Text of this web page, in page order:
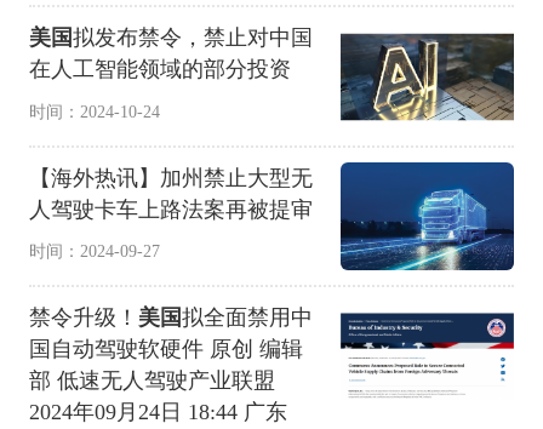
美国拟发布禁令，禁止对中国
在人工智能领域的部分投资
时间：2024-10-24
【海外热讯】加州禁止大型无
人驾驶卡车上路法案再被提审
时间：2024-09-27
禁令升级！ 美国拟全面禁用中
国自动驾驶软硬件 原创 编辑
部 低速无人驾驶产业联盟
2024年09月24日 18:44 广东